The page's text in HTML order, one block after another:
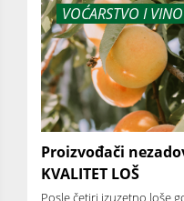
VOĆARSTVO I
Proizvođači
KVALITET LOŠ
Posle četiri izuzetno loše